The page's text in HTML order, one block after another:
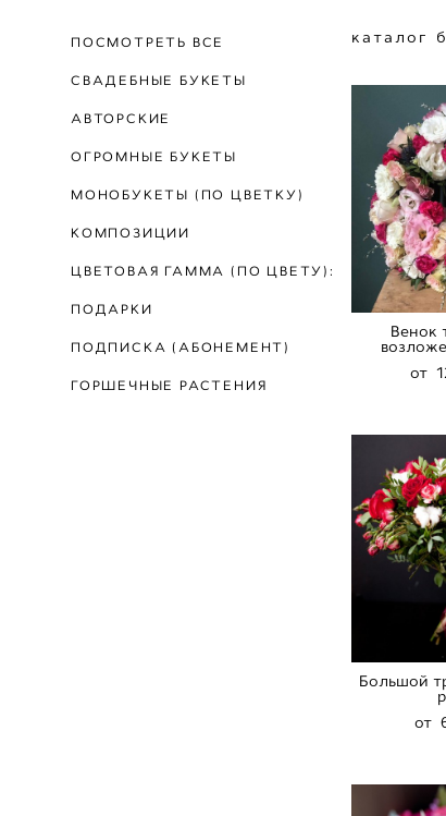
ПОСМОТРЕТЬ ВСЕ
СВАДЕБНЫЕ БУКЕТЫ
АВТОРСКИЕ
ОГРОМНЫЕ БУКЕТЫ
МОНОБУКЕТЫ (ПО ЦВЕТКУ)
КОМПОЗИЦИИ
ЦВЕТОВАЯ ГАММА (ПО ЦВЕТУ):
ПОДАРКИ
ПОДПИСКА (АБОНЕМЕНТ)
ГОРШЕЧНЫЕ РАСТЕНИЯ
каталог
Венок
от
Большой
от